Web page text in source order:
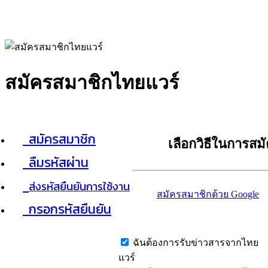
สมัครสมาชิกไทยแวร์
สมัครสมาชิก
ลืมรหัสผ่าน
ส่งรหัสยืนยันการใช้งาน
กรอกรหัสยืนยัน
เลือกวิธีในการส
สมัครสมาชิกด้วย Google
ฉันต้องการรับข่าวสารจากไทย
แวร์